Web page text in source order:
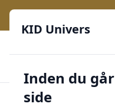
KID Univers
Inden du
side